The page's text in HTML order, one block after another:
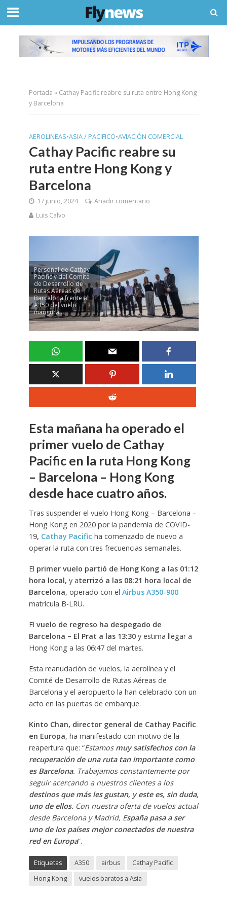
Portada » Cathay Pacific reabre su ruta entre Hong Kong
y Barcelona
AEROLINEAS•ASIA / PACIFICO•AVIACIÓN COMERCIAL
Cathay Pacific reabre su
ruta entre Hong Kong y
Barcelona
17 junio, 2024
Añadir comentario
Luis Calvo
Personal de Cathay
Pacific y del Comité
de Desarrollo de
Rutas Aéreas de
Barcelona frente al
A350 del vuelo
inaugural.
Esta mañana ha operado el
primer vuelo de Cathay
Pacific en la ruta Hong Kong
– Barcelona – Hong Kong
desde hace cuatro años.
Tras suspender el vuelo Hong Kong – Barcelona –
Hong Kong en 2020 por la pandemia de COVID-
19, Cathay Pacific ha comenzado de nuevo a
operar la ruta con tres frecuencias semanales.
El primer vuelo partió de Hong Kong a las 01:12
hora local, y aterrizó a las 08:21 hora local de
Barcelona, operado con el Airbus A350-900
matrícula B-LRU.
El vuelo de regreso ha despegado de
Barcelona – El Prat a las 13:30y estima llegar a
Hong Kong a las 06:47 del martes.
Esta reanudación de vuelos, la aerolínea y el
Comité de Desarrollo de Rutas Aéreas de
Barcelona y el aeropuerto la han celebrado con un
acto en las puertas de embarque.
Kinto Chan, director general de Cathay Pacific
en Europa, ha manifestado con motivo de la
reapertura que: “Estamos muy satisfechos con la
recuperación de una ruta tan importante como
es Barcelona. Trabajamos constantemente por
seguir acercando a nuestros clientes a los
destinos que más les gustan, y este es, sin duda,
uno de ellos. Con nuestra oferta de vuelos actual
desde Barcelona y Madrid, España pasa a ser
uno de los países mejor conectados de nuestra
red en Europa”.
Etiquetas A350 airbus
Cathay Pacific
Hong Kong
vuelos baratos a Asia